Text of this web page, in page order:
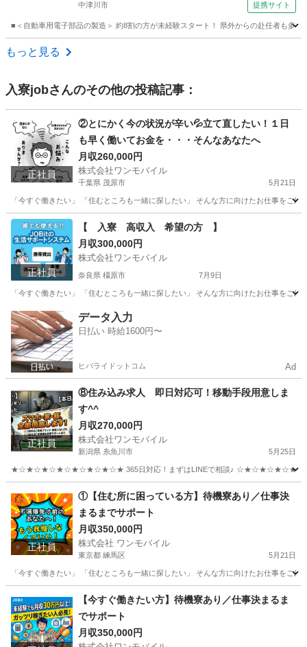
中津川市 提携サイト
■＜自動車用電子部品の製造＞ 約8割の方が未経験スタート！ 県外からの赴任者も多
岐阜 中津川市
もっと見る
入寮jobさんのその他の投稿記事：
正社員
②とにかく今の状況が辛い💦立て直したい！１日
も早く働いてお金を・・・そんなあなたへ
月収260,000円
株式会社ワンモバイル
千葉県 茂原市 5月21日
「今すぐ働きたい」 「住むところも一緒に探したい」 そんな方に向けたお仕事を
千葉 茂原市 物流
正社員
【 入寮 高収入 希望の方 】
月収300,000円
株式会社ワンモバイル
奈良県 橿原市 7月9日
「今すぐ働きたい」 「住むところも一緒に探したい」 そんな方に向けたお仕事をご
奈良 橿原市 物流 未経験
データ入力
日払い 時給1600円〜
ヒバライドットコム Ad
正社員
⑧住み込み求人 即日対応可！移動手段用意しま
す^^
月収270,000円
株式会社ワンモバイル
新潟県 糸魚川市 5月25日
★☆★☆★☆★☆★☆★☆★☆★ 365日対応！まずはLINEで相談♪
物流 タクシードライバー
正社員
①【住む所に困っている方】待機寮あり／仕事決
まるまでサポート
月収350,000円
株式会社 ワンモバイル
東京都 練馬区 5月21日
「今すぐ働きたい」 「住むところも一緒に探したい」 そんな方に向けたお仕事をご
物流 未経験
【今すぐ働きたい方】待機寮あり／仕事決まるま
でサポート
月収350,000円